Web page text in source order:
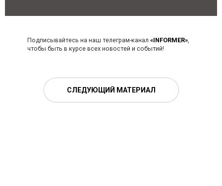
Подписывайтесь на наш телеграм-канал «INFORMER»,
чтобы быть в курсе всех новостей и событий!
СЛЕДУЮЩИЙ МАТЕРИАЛ